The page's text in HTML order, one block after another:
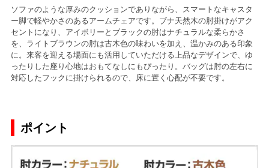
ソファのような厚みのクッションでありながら、スマートなキャスタ
ー脚で軽やかさのあるアームチェアです。ブナ天然木の肘掛けがアク
セントになり、アイボリーとブラックの肘はナチュラルな柔らかさ
を、ライトブラウンの肘は古木色の味わいを加え、温かみのある印象
に。来客を迎える場面にも活用していただける上品なデザインで、ゆ
ったりした座り心地はおもてなしにもぴったり。バッグは肘の左右に
対応したフックに掛けられるので、床に置く心配が不要です。
ポイント